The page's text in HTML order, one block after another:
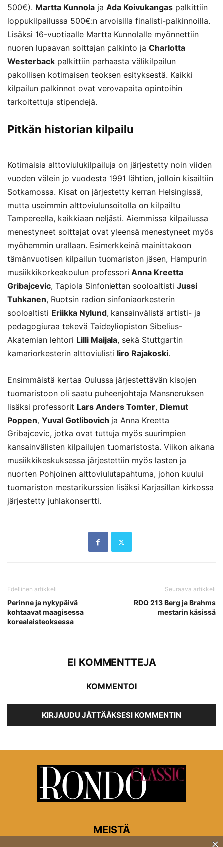
500€). Martta Kunnola ja Ada Koivukangas palkittiin
loppukilpailussa 500€:n arvoisilla finalisti-palkinnoilla.
Lisäksi 16-vuotiaalle Martta Kunnolalle myönnettiin
nuoren lupaavan soittajan palkinto ja Charlotta
Westerback palkittiin parhaasta välikilpailun
pakollisen kotimaisen teoksen esityksestä. Kaikki
kilpailun palkinnot ovat verovapaita opintoihin
tarkoitettuja stipendejä.
Pitkän historian kilpailu
Kotimaisia alttoviulukilpailuja on järjestetty noin viiden
vuoden välein jo vuodesta 1991 lähtien, jolloin kisailtiin
Sotkamossa. Kisat on järjestetty kerran Helsingissä,
mutta useimmin alttoviulunsoitolla on kilpailtu
Tampereella, kaikkiaan neljästi. Aiemmissa kilpailussa
menestyneet soittajat ovat yleensä menestyneet myös
myöhemmin urallaan. Esimerkkeinä mainittakoon
tämänvuotisen kilpailun tuomariston jäsen, Hampurin
musiikkikorkeakoulun professori Anna Kreetta
Gribajcevic, Tapiola Sinfoniettan sooloaltisti Jussi
Tuhkanen, Ruotsin radion sinfoniaorkesterin
sooloaltisti Eriikka Nylund, kansainvälistä artisti- ja
pedagogiuraa tekevä Taideyliopiston Sibelius-
Akatemian lehtori Lilli Maijala, sekä Stuttgartin
kamariorkesterin alttoviulisti Iiro Rajakoski.
Ensimmäistä kertaa Oulussa järjestettävän kisojen
tuomaristoon oli saatu puheenjohtaja Mansneruksen
lisäksi professorit Lars Anders Tomter, Diemut
Poppen, Yuval Gotlibovich ja Anna Kreetta
Gribajcevic, jotka ovat tuttuja myös suurimpien
kansainvälisten kilpailujen tuomaristosta. Viikon aikana
musiikkikeskuksessa järjestettiin myös lasten ja
nuorten Pohjoinen alttoviulutapahtuma, johon kuului
tuomariston mestarikurssien lisäksi Karjasillan kirkossa
järjestetty juhlakonsertti.
Edellinen artikkeli
Perinne ja nykypäivä
kohtaavat maagisessa
korealaisteoksessa
Seuraava artikkeli
RDO 213 Berg ja Brahms
mestarin käsissä
EI KOMMENTTEJA
KOMMENTOI
KIRJAUDU JÄTTÄÄKSESI KOMMENTIN
MEISTÄ